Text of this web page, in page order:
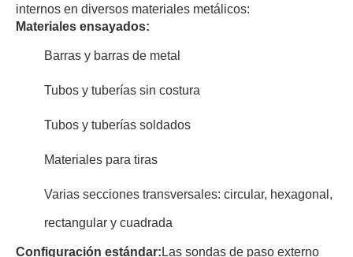
internos en diversos materiales metálicos:
Materiales ensayados:
Barras y barras de metal
Tubos y tuberías sin costura
Tubos y tuberías soldados
Materiales para tiras
Varias secciones transversales: circular, hexagonal,
rectangular y cuadrada
Configuración estándar: Las sondas de paso externo